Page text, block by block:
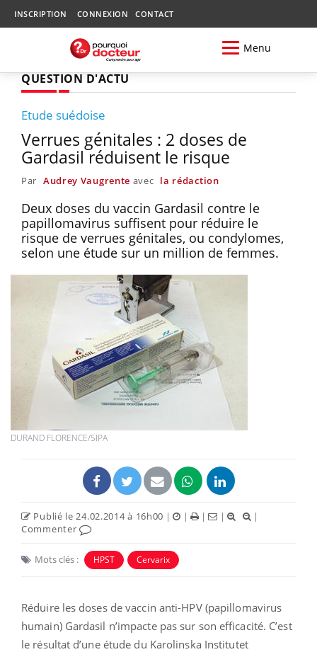
INSCRIPTION CONNEXION CONTACT
Menu
QUESTION D'ACTU
Etude suédoise
Verrues génitales : 2 doses de
Gardasil réduisent le risque
Par Audrey Vaugrente avec la rédaction
Deux doses du vaccin Gardasil contre le
papillomavirus suffisent pour réduire le
risque de verrues génitales, ou condylomes,
selon une étude sur un million de femmes.
DURAND FLORENCE/SIPA
Publié le 24.02.2014 à 16h00 | | | |
|
Commenter
Mots clés : HPST Cervarix
Réduire les doses de vaccin anti-HPV (papillomavirus
humain) Gardasil n’impacte pas sur son efficacité. C’est
le résultat d’une étude du Karolinska Institutet